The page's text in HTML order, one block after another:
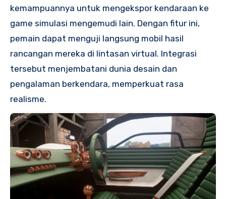
kemampuannya untuk mengekspor kendaraan ke
game simulasi mengemudi lain. Dengan fitur ini,
pemain dapat menguji langsung mobil hasil
rancangan mereka di lintasan virtual. Integrasi
tersebut menjembatani dunia desain dan
pengalaman berkendara, memperkuat rasa
realisme.